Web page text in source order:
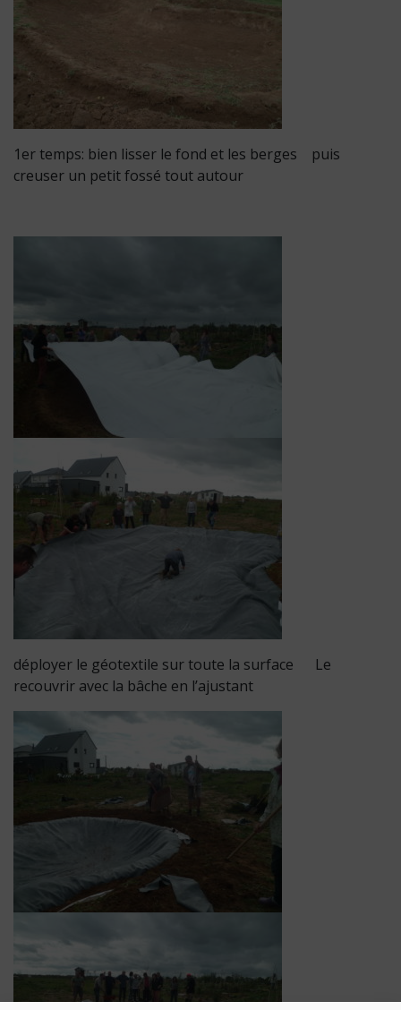
1er temps: bien lisser le fond et les berges puis
creuser un petit fossé tout autour
déployer le géotextile sur toute la surface Le
recouvrir avec la bâche en l’ajustant